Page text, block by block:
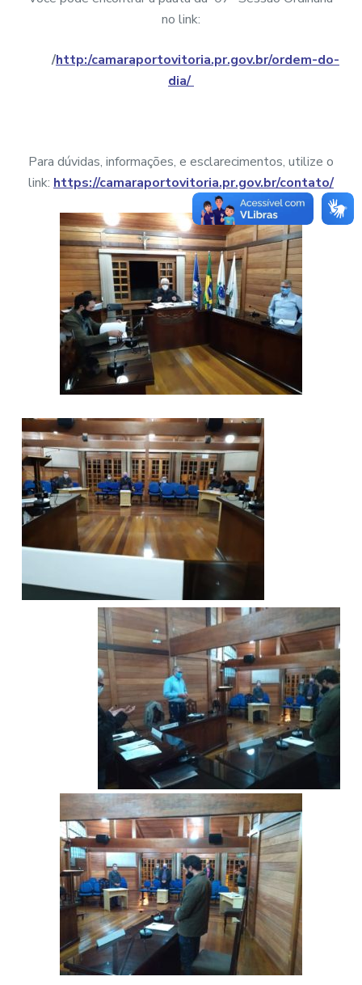
no link:
/http:/camaraportovitoria.pr.gov.br/ordem-do-
dia/
Para dúvidas, informações, e esclarecimentos, utilize o
link: https://camaraportovitoria.pr.gov.br/contato/